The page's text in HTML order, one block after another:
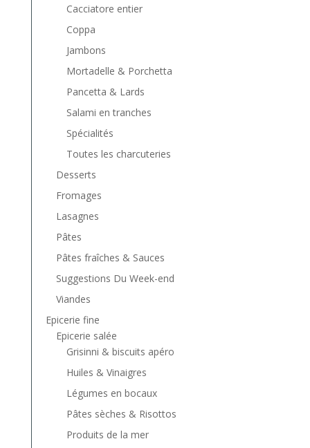
Cacciatore entier
Coppa
Jambons
Mortadelle & Porchetta
Pancetta & Lards
Salami en tranches
Spécialités
Toutes les charcuteries
Desserts
Fromages
Lasagnes
Pâtes
Pâtes fraîches & Sauces
Suggestions Du Week-end
Viandes
Epicerie fine
Epicerie salée
Grisinni & biscuits apéro
Huiles & Vinaigres
Légumes en bocaux
Pâtes sèches & Risottos
Produits de la mer